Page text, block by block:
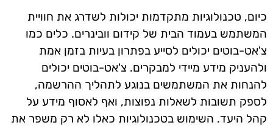
כיום, טכנולוגיות מתקדמות יכולות לשדרג את חוויית
המשתמש בעמוד הבית של קידום וובינרים. כלים כמו
צ'אט-בוטים יכולים לסייע בפתרון בעיות בזמן אמת
ולהעניק מידע מיידי למבקרים. צ'אט-בוטים יכולים
להנחות את המשתמשים בנוגע לתהליך ההרשמה,
לספק תשובות לשאלות נפוצות, ואף לאסוף מידע על
קהל היעד. השימוש בטכנולוגיות כאלו לא רק משפר את